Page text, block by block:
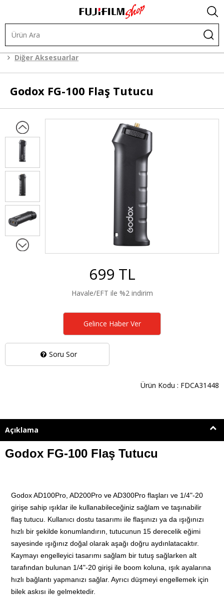
Işık ve Fon Sistemi Aksesuarları
Diğer Aksesuarlar
Godox FG-100 Flaş Tutucu
Soru Sor
699 TL
Havale/EFT ile %2 indirim
Ürün Kodu : FDCA31448
Gelince Haber Ver
Açıklama
Godox FG-100 Flaş Tutucu
Godox AD100Pro, AD200Pro ve AD300Pro flaşları ve 1/4"-20
girişe sahip ışıklar ile kullanabileceğiniz sağlam ve taşınabilir
flaş tutucu. Kullanıcı dostu tasarımı ile flaşınızı ya da ışığınızı
hızlı bir şekilde konumlandırın, tutucunun 15 derecelik eğimi
sayesinde ışığınız doğal olarak aşağı doğru aydınlatacaktır.
Kaymayı engelleyici tasarımı sağlam bir tutuş sağlarken alt
tarafından bulunan 1/4"-20 girişi ile boom koluna, ışık ayalarına
hızlı bağlantı yapmanızı sağlar. Ayrıcı düşmeyi engellemek için
bilek askısı ile gelmektedir.